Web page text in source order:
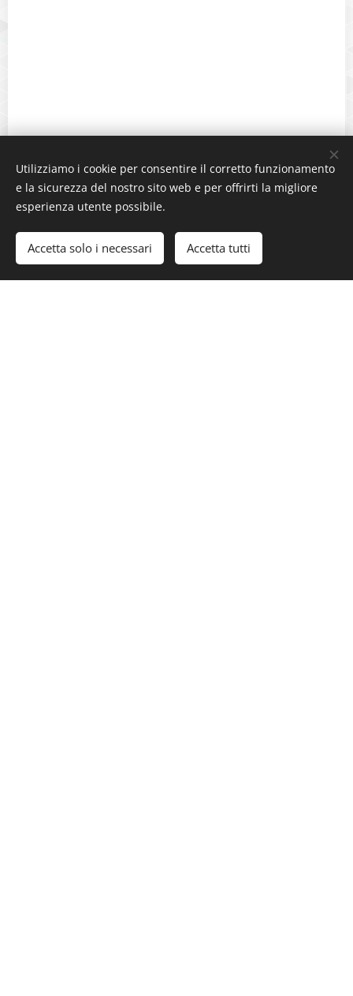
Utilizziamo i cookie per consentire il corretto funzionamento
e la sicurezza del nostro sito web e per offrirti la migliore
esperienza utente possibile.
Accetta solo i necessari Accetta tutti